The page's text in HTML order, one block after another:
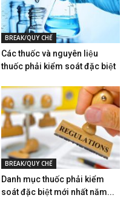
BREAK/QUY CHẾ
Các thuốc và nguyên liệu
thuốc phải kiểm soát đặc biệt
BREAK/QUY CHẾ
Danh mục thuốc phải kiểm
soát đặc biệt mới nhất năm...